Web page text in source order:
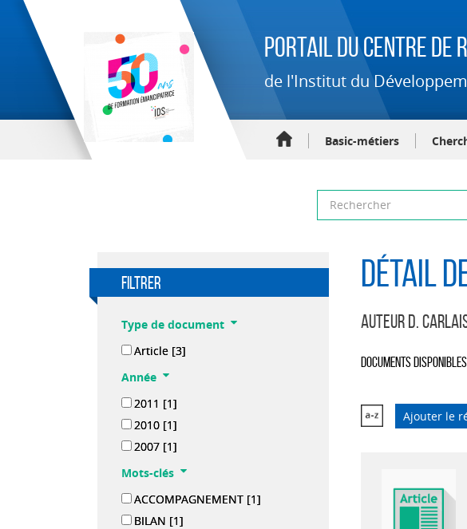
Portail du Centre de
de l'Institut du
Basic-métiers
filtrer
Type de document
Article [3]
Année
2011 [1]
2010 [1]
2007 [1]
Mots-clés
ACCOMPAGNEMENT [1]
BILAN [1]
Détail
Auteur D.
Documents
Ajouter le